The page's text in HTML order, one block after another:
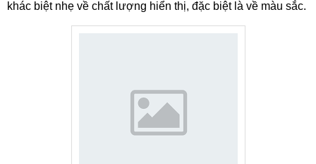
khác biệt nhẹ về chất lượng hiển thị, đặc biệt là về màu sắc.